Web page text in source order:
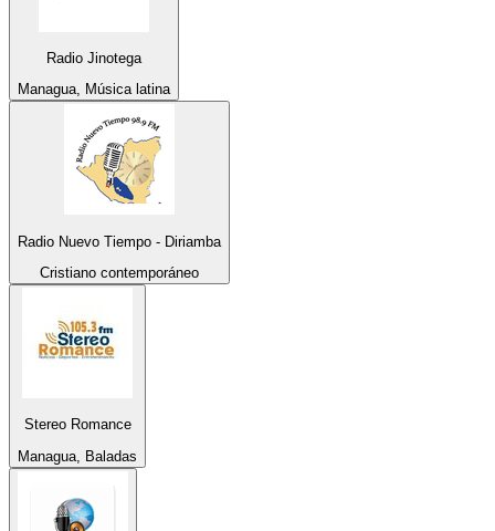
Radio Jinotega
Managua, Música latina
Radio Nuevo Tiempo - Diriamba
Cristiano contemporáneo
Stereo Romance
Managua, Baladas